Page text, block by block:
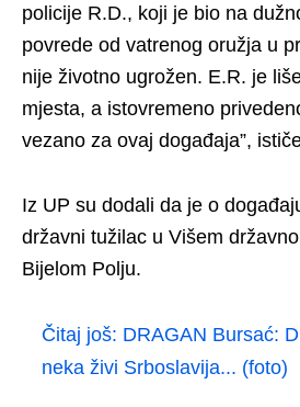
policije R.D., koji je bio na
povrede od vatrenog oružja u
nije životno ugrožen. E.R. je
mjesta, a istovremeno
vezano za ovaj događaja”,
Iz UP su dodali da je o
državni tužilac u Višem
Bijelom Polju.
Čitaj još: DRAGAN Bursać:
neka živi Srboslavija... (foto)